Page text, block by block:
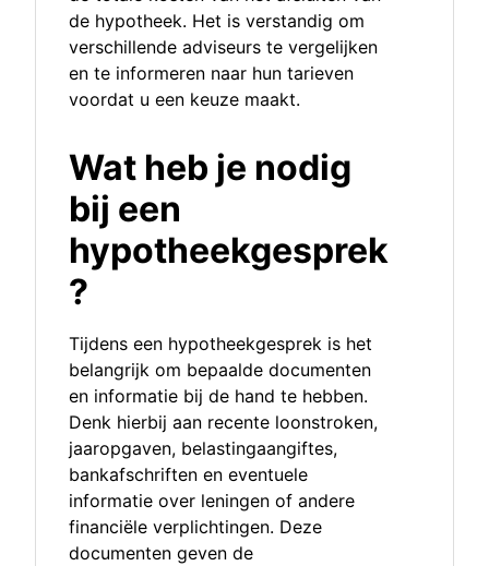
de hypotheek. Het is verstandig om
verschillende adviseurs te vergelijken
en te informeren naar hun tarieven
voordat u een keuze maakt.
Wat heb je nodig
bij een
hypotheekgesprek
?
Tijdens een hypotheekgesprek is het
belangrijk om bepaalde documenten
en informatie bij de hand te hebben.
Denk hierbij aan recente loonstroken,
jaaropgaven, belastingaangiftes,
bankafschriften en eventuele
informatie over leningen of andere
financiële verplichtingen. Deze
documenten geven de